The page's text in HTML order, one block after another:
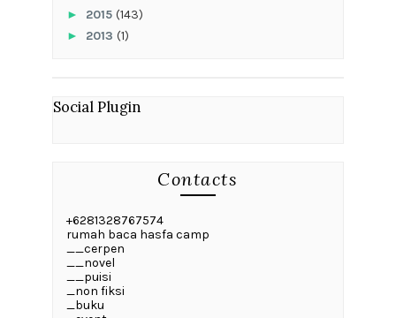
► 2015 (143)
► 2013 (1)
Social Plugin
Contacts
+6281328767574
rumah baca hasfa camp
__cerpen
__novel
__puisi
_non fiksi
_buku